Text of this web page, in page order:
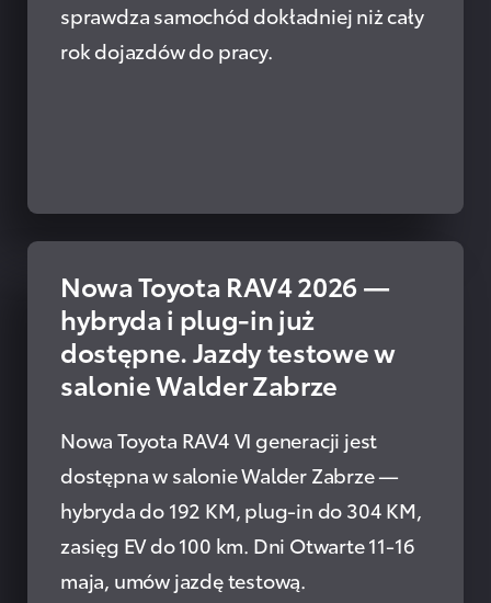
sprawdza samochód dokładniej niż cały
rok dojazdów do pracy.
PRZECZYTAJ
Nowa Toyota RAV4 2026 —
hybryda i plug-in już
dostępne. Jazdy testowe w
salonie Walder Zabrze
Nowa Toyota RAV4 VI generacji jest
dostępna w salonie Walder Zabrze —
hybryda do 192 KM, plug-in do 304 KM,
zasięg EV do 100 km. Dni Otwarte 11-16
maja, umów jazdę testową.